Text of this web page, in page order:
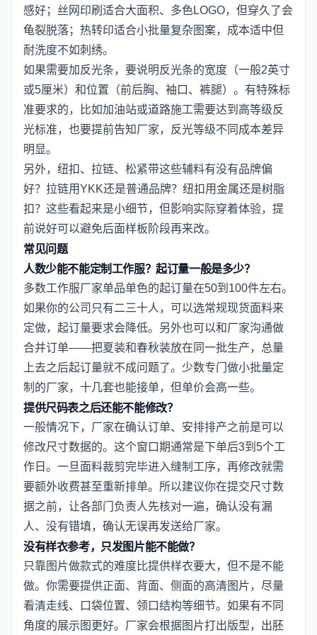
感好；丝网印刷适合大面积、多色LOGO，但穿久了会
龟裂脱落；热转印适合小批量复杂图案，成本适中但
耐洗度不如刺绣。
如果需要加反光条，要说明反光条的宽度（一般2英寸
或5厘米）和位置（前后胸、袖口、裤腿）。有特殊标
准要求的，比如加油站或道路施工需要达到高等级反
光标准，也要提前告知厂家，反光等级不同成本差异
明显。
另外，纽扣、拉链、松紧带这些辅料有没有品牌偏
好？拉链用YKK还是普通品牌？纽扣用金属还是树脂
扣？这些看起来是小细节，但影响实际穿着体验，提
前说好可以避免后面样板阶段再来改。
常见问题
人数少能不能定制工作服？起订量一般是多少？
多数工作服厂家单品单色的起订量在50到100件左右。
如果你的公司只有二三十人，可以选常规现货面料来
定做，起订量要求会降低。另外也可以和厂家沟通做
合并订单——把夏装和春秋装放在同一批生产，总量
上去之后起订量就不成问题了。少数专门做小批量定
制的厂家，十几套也能接单，但单价会高一些。
提供尺码表之后还能不能修改？
一般情况下，厂家在确认订单、安排排产之前是可以
修改尺寸数据的。这个窗口期通常是下单后3到5个工
作日。一旦面料裁剪完毕进入缝制工序，再修改就需
要额外收费甚至重新排单。所以建议你在提交尺寸数
据之前，让各部门负责人先核对一遍，确认没有漏
人、没有错填，确认无误再发送给厂家。
没有样衣参考，只发图片能不能做？
只靠图片做款式的难度比提供样衣要大，但不是不能
做。你需要提供正面、背面、侧面的高清图片，尽量
看清走线、口袋位置、领口结构等细节。如果有不同
角度的展示图更好。厂家会根据图片打出版型，出胚